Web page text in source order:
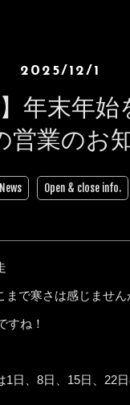
2025/12/1
】年末年始
営業のお
News Open & close info.
で寒さは感じません
すね！
1日、8日、15日、22